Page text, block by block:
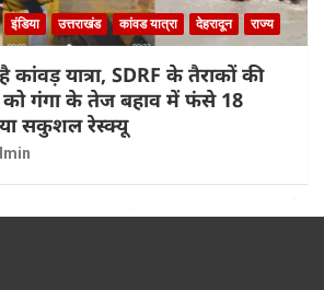
इंडिया उत्तराखंड कांवड यात्रा देहरादून राज्य
कांवड़ यात्रा, SDRF के तैराकों की
को गंगा के तेज बहाव में फंसे 18
सकुशल रेस्क्यू